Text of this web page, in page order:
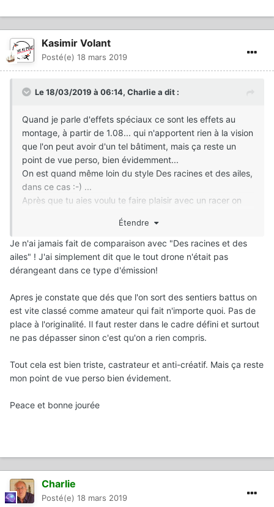
Kasimir Volant
Posté(e) 18 mars 2019
Le 18/03/2019 à 06:14, Charliea dit :
Quand je parle d'effets spéciaux ce sont les effets au
montage, à partir de 1.08... qui n'apportent rien à la vision
que l'on peut avoir d'un tel bâtiment, mais ça reste un
point de vue perso, bien évidemment...
On est quand même loin du style Des racines et des ailes,
dans ce cas :-) ...
Après que tu aies voulu te faire plaisir avec un racer on
incapable d'en faire autant) mais on peut aussi admettre
que le montage final ne soit pas vraiment attirant, le tout
restant une question de point de vue personnel et chacun
ici en fait part....
Étendre
Je n'ai jamais fait de comparaison avec "Des racines et des
ailes" ! J'ai simplement dit que le tout drone n'était pas
dérangeant dans ce type d'émission!
Apres je constate que dés que l'on sort des sentiers battus on
est vite classé comme amateur qui fait n'importe quoi. Pas de
place à l'originalité. Il faut rester dans le cadre défini et surtout
ne pas dépasser sinon c'est qu'on a rien compris.
Tout cela est bien triste, castrateur et anti-créatif. Mais ça reste
mon point de vue perso bien évidement.
Peace et bonne jourée
Charlie
Posté(e) 18 mars 2019